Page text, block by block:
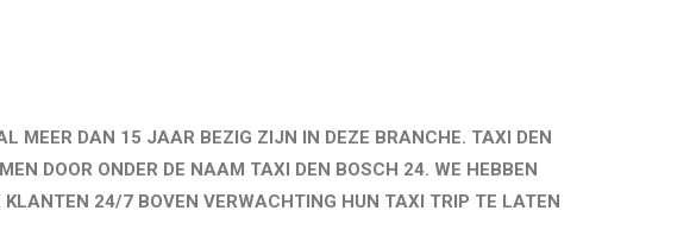
MEER DAN 15 JAAR BEZIG ZIJN IN DEZE BRANCHE. TAXI DEN
DOOR ONDER DE NAAM TAXI DEN BOSCH 24. WE HEBBEN
24/7 BOVEN VERWACHTING HUN TAXI TRIP TE LATEN